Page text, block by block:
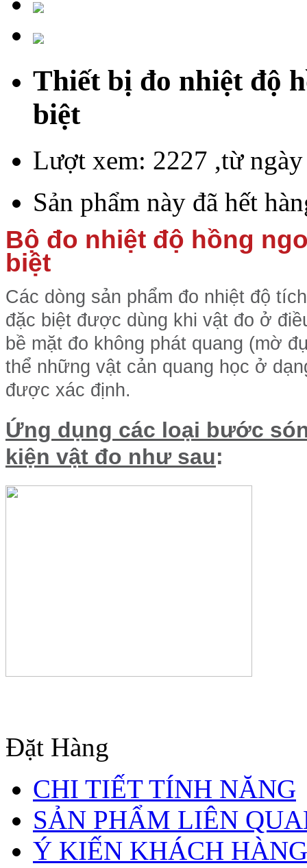
Thiết bị đo nhiệt độ
biệt
Lượt xem: 2227 ,từ
Sản phẩm này đã hết
Bộ đo nhiệt độ hồng
biệt
Các dòng sản phẩm đo nhiệt độ
đặc biệt được dùng khi vật đo ở
bề mặt đo không phát quang (mờ
thể những vật cản quang học ở
được xác định.
Ứng dụng các loại bước
kiện vật đo như sau:
Đặt Hàng
CHI TIẾT TÍNH NĂNG
SẢN PHẨM LIÊN
Ý KIẾN KHÁCH HÀNG